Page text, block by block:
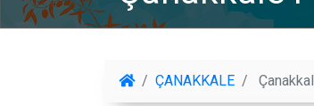
ÇANAKKALE